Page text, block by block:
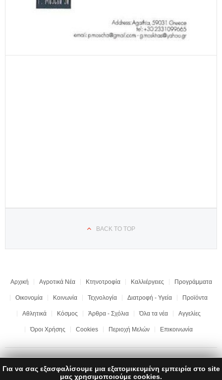
BACK TO TOP
Αρχική Αγροτικά Νέα Κτηνοτροφία Καλλιέργειες Προγράμματα
Οικονομία Κοινωνία Τεχνολογία Διατροφή - Υγεία Προϊόντα
Αθλητικά Κόσμος Άρθρα - Σχόλια Όλα τα νέα Αγγελίες
Όροι Χρήσης Cookies Περιοχή Μελών Επικοινωνία
Copyright © 2017 "Ημαθιώτικη Γη" | All rights reserved | Development by
LEONweb
Για να σας εξασφαλίσουμε μια εξατομικευμένη εμπειρία στο site
μας χρησιμοποιούμε cookies.